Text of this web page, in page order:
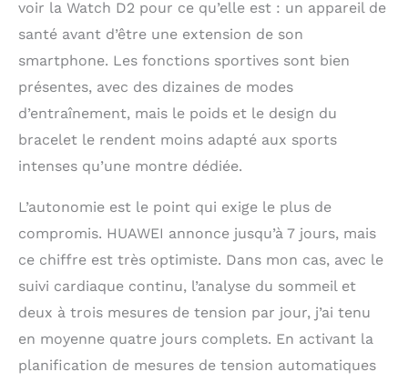
voir la Watch D2 pour ce qu’elle est : un appareil de
santé avant d’être une extension de son
smartphone. Les fonctions sportives sont bien
présentes, avec des dizaines de modes
d’entraînement, mais le poids et le design du
bracelet le rendent moins adapté aux sports
intenses qu’une montre dédiée.
L’autonomie est le point qui exige le plus de
compromis. HUAWEI annonce jusqu’à 7 jours, mais
ce chiffre est très optimiste. Dans mon cas, avec le
suivi cardiaque continu, l’analyse du sommeil et
deux à trois mesures de tension par jour, j’ai tenu
en moyenne quatre jours complets. En activant la
planification de mesures de tension automatiques